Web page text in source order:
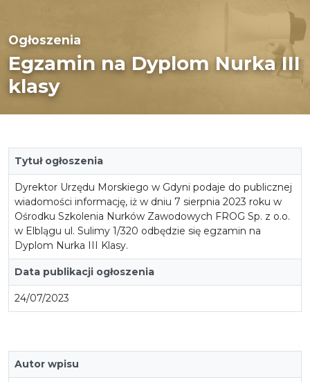
Ogłoszenia
Egzamin na Dyplom Nurka III
klasy
Tytuł ogłoszenia
Dyrektor Urzędu Morskiego w Gdyni podaje do publicznej
wiadomości informację, iż w dniu 7 sierpnia 2023 roku w
Ośrodku Szkolenia Nurków Zawodowych FROG Sp. z o.o.
w Elblągu ul. Sulimy 1/320 odbędzie się egzamin na
Dyplom Nurka III Klasy.
Data publikacji ogłoszenia
24/07/2023
Autor wpisu